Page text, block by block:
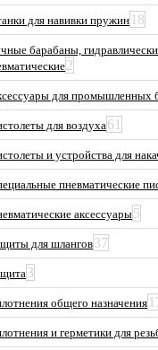
для навивки пружин 18
барабаны,
2
для промышленных
для воздуха61
и устройства для
пневматические
аксессуары5
для шлангов37
3
общего назначения
и герметики для